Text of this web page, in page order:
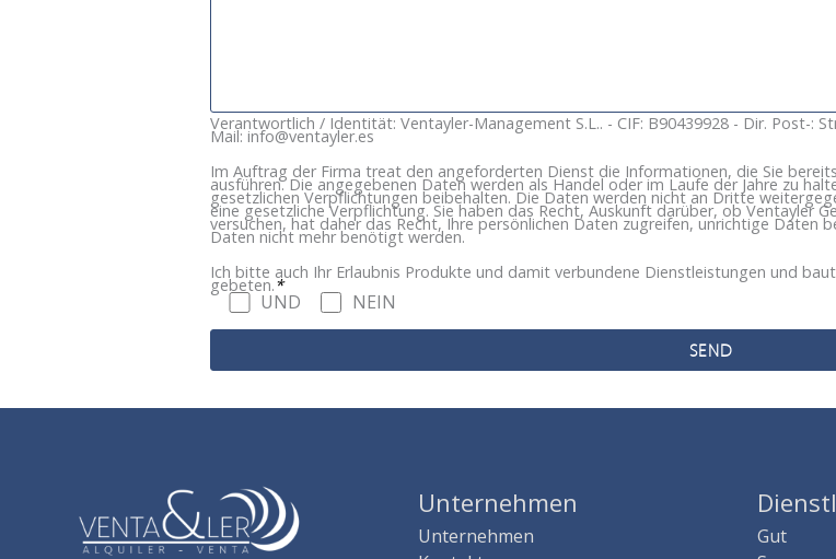
Verantwortlich / Identität: Ventayler-Management S.L.. - CIF: B90439928 - Dir. Post-:
Mail: info@ventayler.es
Im Auftrag der Firma treat den angeforderten Dienst die Informationen, die Sie
ausführen. Die angegebenen Daten werden als Handel oder im Laufe der Jahre zu
gesetzlichen Verpflichtungen beibehalten. Die Daten werden nicht an Dritte
eine gesetzliche Verpflichtung. Sie haben das Recht, Auskunft darüber, ob Ventayler
versuchen, hat daher das Recht, Ihre persönlichen Daten zugreifen, unrichtige Daten
Daten nicht mehr benötigt werden.
Ich bitte auch Ihr Erlaubnis Produkte und damit verbundene Dienstleistungen und
gebeten.*
UND NEIN
Unternehmen
Unternehmen
Gut